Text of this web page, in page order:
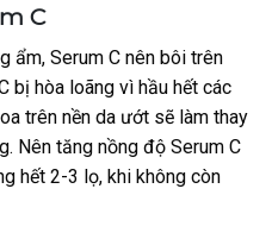
C
ẩm, Serum C nên bôi trên
bị hòa loãng vì hầu hết các
trên nền da ướt sẽ làm thay
Nên tăng nồng độ Serum C
hết 2-3 lọ, khi không còn